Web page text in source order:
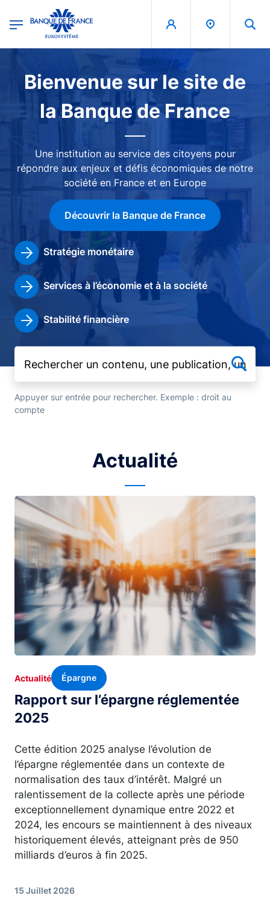
Banque de France - Menu Principal
Bienvenue sur le site de
la Banque de France
Une institution au service des citoyens pour
répondre aux enjeux et défis économiques de notre
société en France et en Europe
Découvrir la Banque de France
Stratégie monétaire
Services à l’économie et à la société
Stabilité financière
Appuyer sur entrée pour rechercher. Exemple : droit au
compte
Actualité
Image
Rapport sur l’épargne réglementée
2025
Actualité Épargne
Cette édition 2025 analyse l’évolution de
l’épargne réglementée dans un contexte de
normalisation des taux d’intérêt. Malgré un
ralentissement de la collecte après une période
exceptionnellement dynamique entre 2022 et
2024, les encours se maintiennent à des niveaux
historiquement élevés, atteignant près de 950
milliards d’euros à fin 2025.
15 Juillet 2026